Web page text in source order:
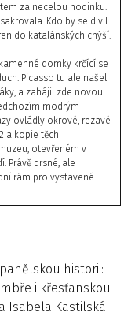
za necelou hodinku.
Kdo by se divil.
do katalánských chýší.
domky krčící se
Picasso tu ale našel
a zahájil zde novou
modrým
ovládly okrové, rezavé
a kopie těch
otevřeném v
Právě drsné, ale
rám pro vystavené
historii:
i křesťanskou
Isabela Kastilská